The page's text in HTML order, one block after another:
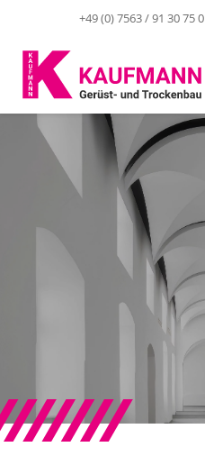
+49 (0) 7563 / 91 30 75 0